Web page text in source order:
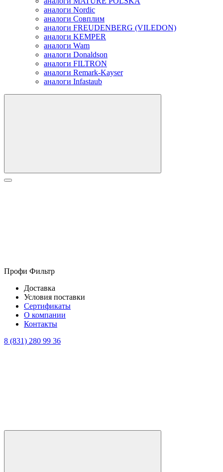
аналоги Nordic
аналоги Совплим
аналоги FREUDENBERG (VILEDON)
аналоги KEMPER
аналоги Wam
аналоги Donaldson
аналоги FILTRON
аналоги Remark-Kayser
аналоги Infastaub
Профи Фильтр
Доставка
Условия поставки
Сертификаты
О компании
Контакты
8 (831) 280 99 36